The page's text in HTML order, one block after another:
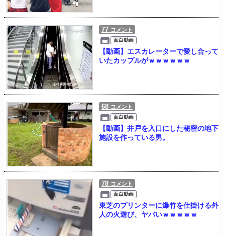
77 コメント
面白動画
【動画】エスカレーターで愛し合って
いたカップルがｗｗｗｗｗｗ
68 コメント
面白動画
【動画】井戸を入口にした秘密の地下
施設を作っている男。
78 コメント
面白動画
東芝のプリンターに爆竹を仕掛ける外
人の火遊び、ヤバいｗｗｗｗｗ